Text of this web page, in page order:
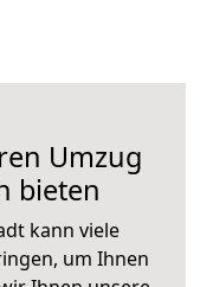
Umzug
bieten
kann viele
um Ihnen